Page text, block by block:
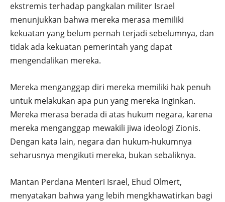
ekstremis terhadap pangkalan militer Israel
menunjukkan bahwa mereka merasa memiliki
kekuatan yang belum pernah terjadi sebelumnya, dan
tidak ada kekuatan pemerintah yang dapat
mengendalikan mereka.
Mereka menganggap diri mereka memiliki hak penuh
untuk melakukan apa pun yang mereka inginkan.
Mereka merasa berada di atas hukum negara, karena
mereka menganggap mewakili jiwa ideologi Zionis.
Dengan kata lain, negara dan hukum-hukumnya
seharusnya mengikuti mereka, bukan sebaliknya.
Mantan Perdana Menteri Israel, Ehud Olmert,
menyatakan bahwa yang lebih mengkhawatirkan bagi